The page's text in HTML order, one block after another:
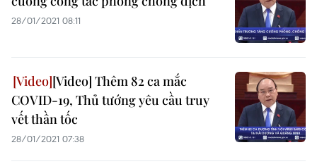
28/01/2021 08:11
[Video] Thêm 82 ca mắc
COVID-19, Thủ tướng yêu cầu truy
vết thần tốc
28/01/2021 07:38